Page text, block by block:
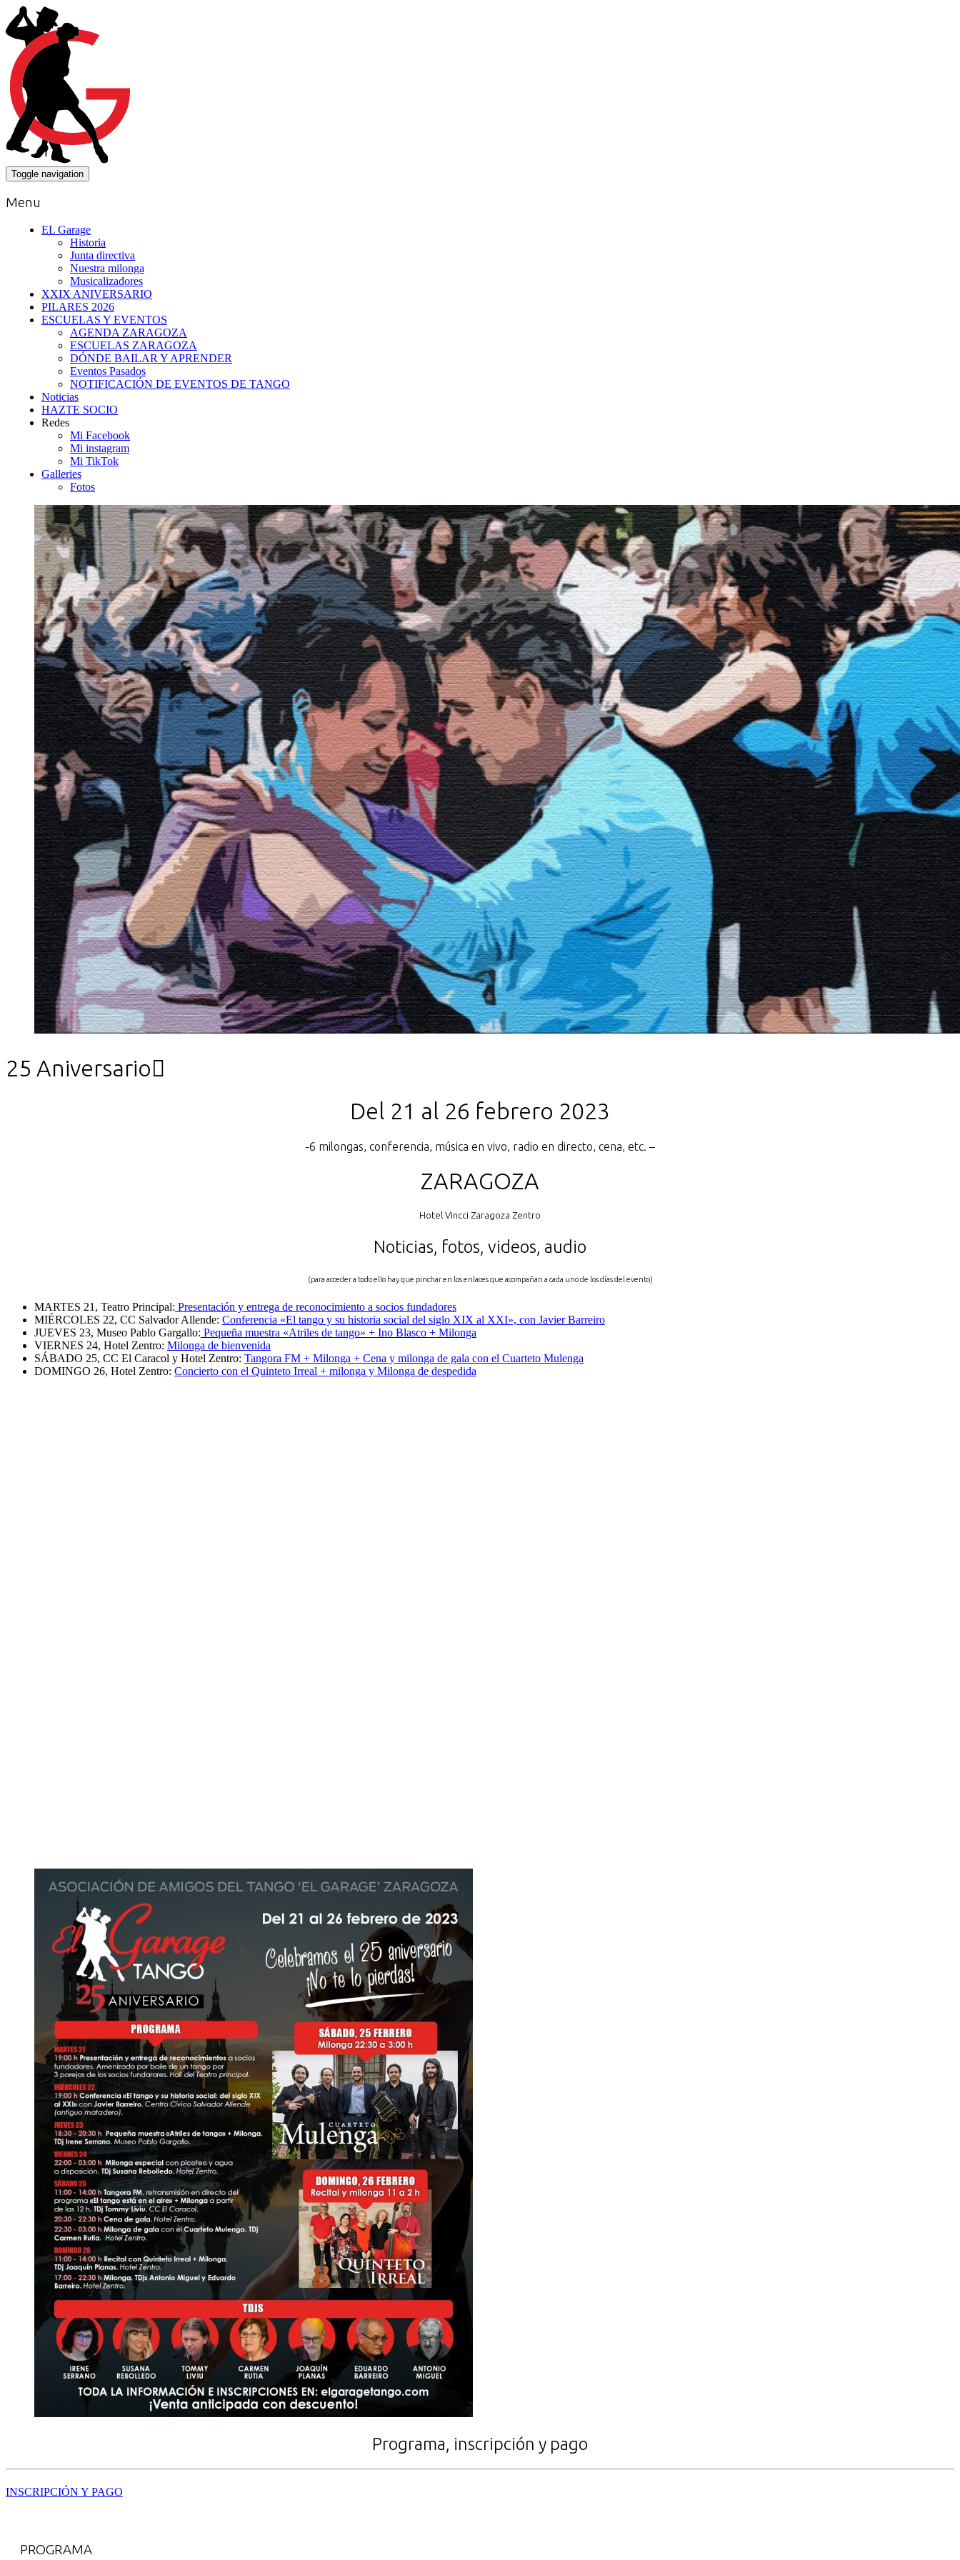
Toggle navigation
Menu
EL Garage
Historia
Junta directiva
Nuestra milonga
Musicalizadores
XXIX ANIVERSARIO
PILARES 2026
ESCUELAS Y EVENTOS
AGENDA ZARAGOZA
ESCUELAS ZARAGOZA
DÓNDE BAILAR Y APRENDER
Eventos Pasados
NOTIFICACIÓN DE EVENTOS DE TANGO
Noticias
HAZTE SOCIO
Redes
Mi Facebook
Mi instagram
Mi TikTok
Galleries
Fotos
25 Aniversario
Del 21 al 26 febrero 2023
-6 milongas, conferencia, música en vivo, radio en directo, cena, etc. –
ZARAGOZA
Hotel Vincci Zaragoza Zentro
Noticias, fotos, videos, audio
(para acceder a todo ello hay que pinchar en los enlaces que acompañan a cada uno de los días del evento)
MARTES 21, Teatro Principal: Presentación y entrega de reconocimiento a socios fundadores
MIÉRCOLES 22, CC Salvador Allende: Conferencia «El tango y su historia social del siglo XIX al XXI», con Javier Barreiro
JUEVES 23, Museo Pablo Gargallo: Pequeña muestra «Atriles de tango» + Ino Blasco + Milonga
VIERNES 24, Hotel Zentro: Milonga de bienvenida
SÁBADO 25, CC El Caracol y Hotel Zentro: Tangora FM + Milonga + Cena y milonga de gala con el Cuarteto Mulenga
DOMINGO 26, Hotel Zentro: Concierto con el Quinteto Irreal + milonga y Milonga de despedida
Programa, inscripción y pago
INSCRIPCIÓN Y PAGO
PROGRAMA